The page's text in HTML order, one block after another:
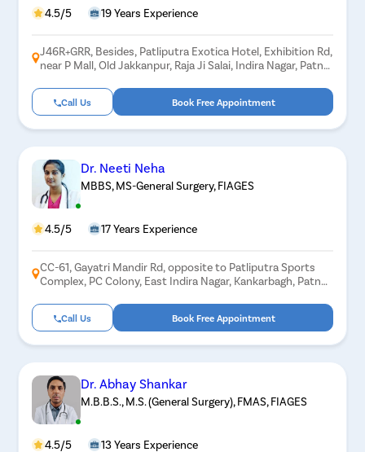
4.5/5 19 Years Experience
J46R+GRR, Besides, Patliputra Exotica Hotel, Exhibition Rd,
near P Mall, Old Jakkanpur, Raja Ji Salai, Indira Nagar, Patna,
Call Us Book Free Appointment
Dr. Neeti Neha
MBBS, MS-General Surgery, FIAGES
4.5/5 17 Years Experience
CC-61, Gayatri Mandir Rd, opposite to Patliputra Sports
Complex, PC Colony, East Indira Nagar, Kankarbagh, Patna,
Call Us Book Free Appointment
Dr. Abhay Shankar
M.B.B.S., M.S. (General Surgery), FMAS, FIAGES
4.5/5 13 Years Experience